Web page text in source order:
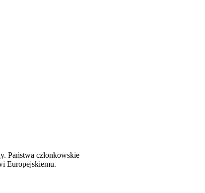
Państwa członkowskie
Europejskiemu.